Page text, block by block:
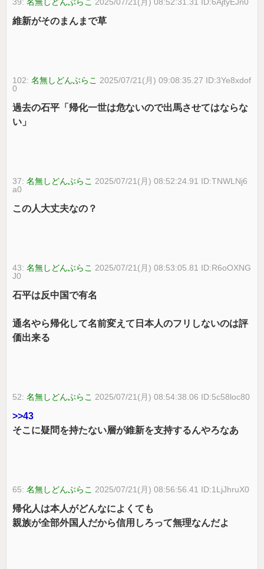
維新がそのまんまで草
102:名無しどんぶらこ 2025/07/21(月) 09:08:35.27 ID:3Ye8xdof
0
過去の石平「帰化一世は危ないので出馬させてはならな
い」
37:名無しどんぶらこ 2025/07/21(月) 08:52:24.91 ID:TNWLNj6
a0
この人大丈夫なの？
43:名無しどんぶらこ 2025/07/21(月) 08:53:05.81 ID:R6oOXNG
J0
石平は反中国で有名
通名やら帰化して名前変えて日本人のフリしないのは評
価出来る
52:名無しどんぶらこ 2025/07/21(月) 08:54:38.06 ID:5c58loc80
>>43
そこに疑問を持たない層が維新を支持するんやろなあ
65:名無しどんぶらこ 2025/07/21(月) 08:56:56.41 ID:1LjJhruX0
帰化人は本人がどんなによくても
親族が全部外国人だから信用しろって無理なんだよ